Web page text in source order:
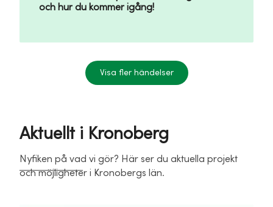
och hur du kommer igång!
Visa fler händelser
Aktuellt i Kronoberg
Nyfiken på vad vi gör? Här ser du aktuella projekt
och möjligheter i Kronobergs län.